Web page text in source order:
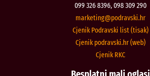
099 326 8396, 098 309 290
rh.iksvardop
@gnitekram
Cjenik Podravski list (tisak)
Cjenik podravski.hr (web)
Cjenik RKC